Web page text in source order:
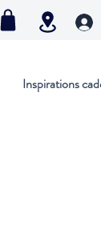
Inspirations